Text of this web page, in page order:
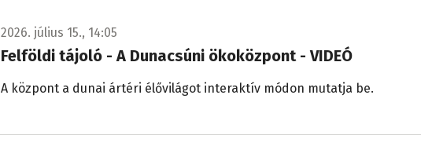
2026. július 15., 14:05
Felföldi tájoló - A Dunacsúni ökoközpont - VIDEÓ
A központ a dunai ártéri élővilágot interaktív módon mutatja be.